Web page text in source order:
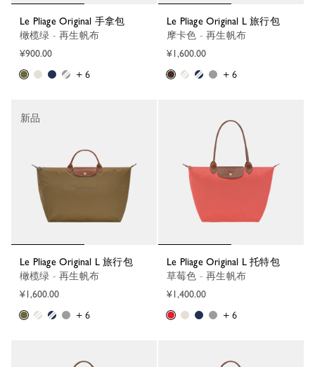
Le Pliage Original 手拿包
橄榄绿 - 再生帆布
¥900.00
+ 6
Le Pliage Original L 旅行包
摩卡色 - 再生帆布
¥1,600.00
+ 6
Le Pliage Original L 旅行包
橄榄绿 - 再生帆布
¥1,600.00
+ 6
新品
Le Pliage Original L 托特包
草莓色 - 再生帆布
¥1,400.00
+ 6